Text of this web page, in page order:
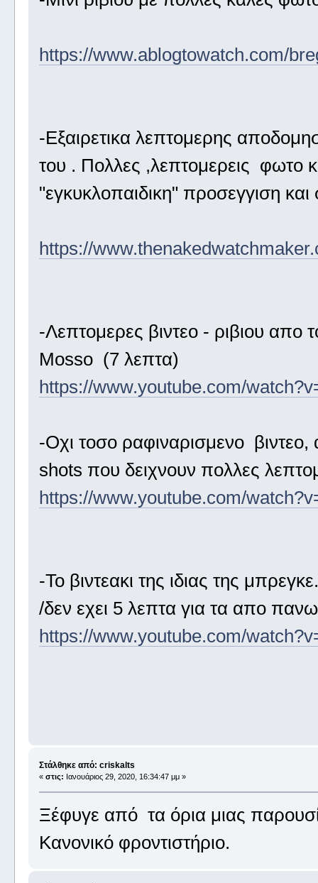
https://www.ablogtowatch.com/
-Eξαιρετικα λεπτομερης
του . Πολλες ,λεπτομερεις φωτο
"εγκυκλοπαιδικη" προσεγγιση
https://
-Λεπτομερες βιντεο - ριβιου
Mosso (7 λεπτα)
https://www.youtube.com/
-Οχι τοσο ραφιναρισμενο
shots που δειχνουν πολλες
https://www.youtube.com/
-Το βιντεακι της ιδιας της
/δεν εχει 5 λεπτα για τα απο
https://www.youtube.com/
Στάλθηκε από: criskalts
« στις: Ιανουάριος 29, 2020, 16:34:47 μμ »
Ξέφυγε από τα όρια μιας
Κανονικό φροντιστήριο.